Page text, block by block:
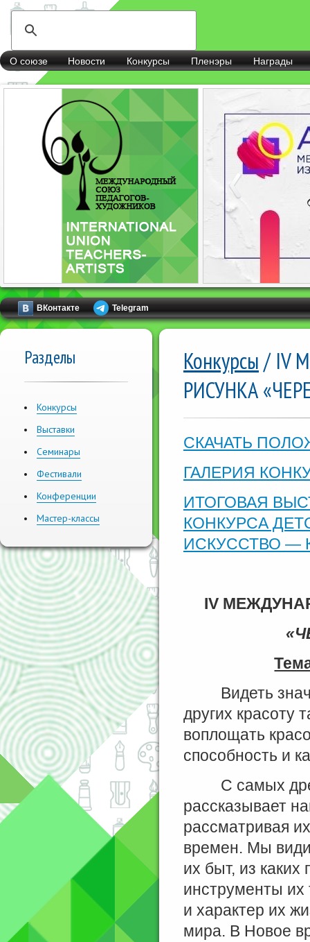
О союзе Новости Конкурсы Пленэры Награды
ВКонтакте Telegram
Разделы
Конкурсы
Выставки
Семинары
Фестивали
Конференции
Мастер-классы
Конкурсы/ IV
РИСУНКА
СКАЧАТЬ
ГАЛЕРИЯ
ИТОГОВАЯ
КОНКУРСА
ИСКУССТВО —
IV
Видеть
других красоту
воплощать
способность и
С самых
рассказывает
рассматривая
времен. Мы
их быт, из
инструменты
и характер их
мира. В Новое